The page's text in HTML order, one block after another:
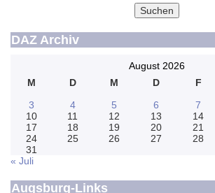
Suchen
DAZ Archiv
August 2026
M
D M D F
3
4 5 6 7
10
11 12 13 14
17
18 19 20 21
24
25 26 27 28
31
« Juli
Augsburg-Links